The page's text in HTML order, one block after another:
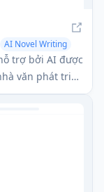
AI Novel Writing
trợ bởi AI được
văn phát triển
cảnh với sự